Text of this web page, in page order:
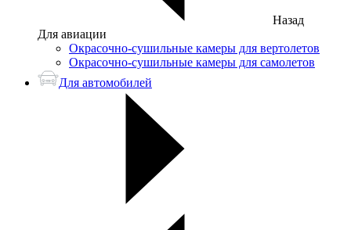
Назад
Для авиации
Окрасочно-сушильные камеры для вертолетов
Окрасочно-сушильные камеры для самолетов
Для автомобилей